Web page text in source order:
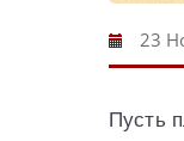
23
Пусть